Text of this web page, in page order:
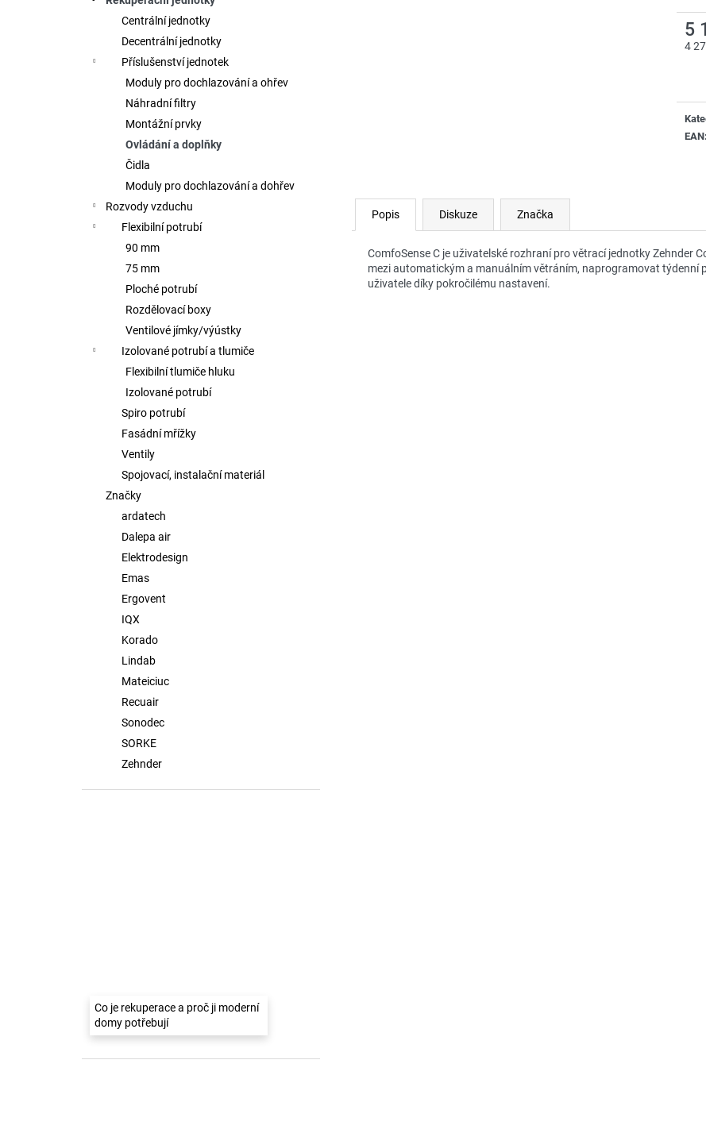
Centrální jednotky
Decentrální jednotky
Příslušenství jednotek
Moduly pro dochlazování a ohřev
Náhradní filtry
Montážní prvky
Ovládání a doplňky
Čidla
Moduly pro dochlazování a dohřev
Rozvody vzduchu
Flexibilní potrubí
90 mm
75 mm
Ploché potrubí
Rozdělovací boxy
Ventilové jímky/výústky
Izolované potrubí a tlumiče
Flexibilní tlumiče hluku
Izolované potrubí
Spiro potrubí
Fasádní mřížky
Ventily
Spojovací, instalační materiál
Značky
ardatech
Dalepa air
Elektrodesign
Emas
Ergovent
IQX
Korado
Lindab
Mateiciuc
Recuair
Sonodec
SORKE
Zehnder
Co je rekuperace a proč ji moderní
domy potřebují
5
4
EAN:
Popis Diskuze Značka
ComfoSense C je uživatelské rozhraní pro větrací jednotky Zehnder
mezi automatickým a manuálním větráním, naprogramovat týdenní
uživatele díky pokročilému nastavení.